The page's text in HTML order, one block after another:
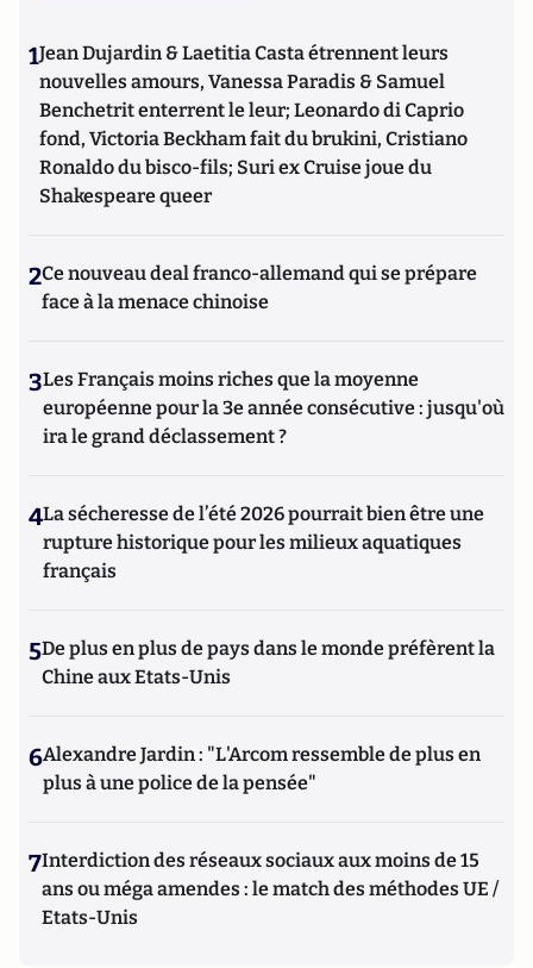
1Jean Dujardin & Laetitia Casta étrennent leurs
nouvelles amours, Vanessa Paradis & Samuel
Benchetrit enterrent le leur; Leonardo di Caprio
fond, Victoria Beckham fait du brukini, Cristiano
Ronaldo du bisco-fils; Suri ex Cruise joue du
Shakespeare queer
2Ce nouveau deal franco-allemand qui se prépare
face à la menace chinoise
3Les Français moins riches que la moyenne
européenne pour la 3e année consécutive : jusqu'où
ira le grand déclassement ?
4La sécheresse de l’été 2026 pourrait bien être une
rupture historique pour les milieux aquatiques
français
5De plus en plus de pays dans le monde préfèrent la
Chine aux Etats-Unis
6Alexandre Jardin : "L'Arcom ressemble de plus en
plus à une police de la pensée"
7Interdiction des réseaux sociaux aux moins de 15
ans ou méga amendes : le match des méthodes UE /
Etats-Unis